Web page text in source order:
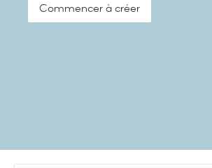
Commencer à créer